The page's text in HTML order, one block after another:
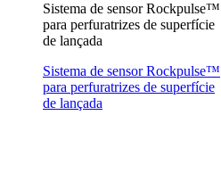
Sistema de sensor Rockpulse™
para perfuratrizes de superfície
de lançada
Sistema de sensor Rockpulse™
para perfuratrizes de superfície
de lançada